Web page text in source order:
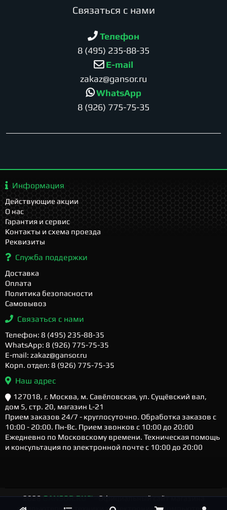
Cвязаться с нами
Телефон
8 (495) 235-88-35
E-mail
zakaz@gansor.ru
WhatsApp
8 (926) 775-75-35
Информация
Действующие акции
О нас
Гарантия и сервис
Контакты и схема проезда
Реквизиты
Служба поддержки
Доставка
Оплата
Политика безопасности
Самовывоз
Связаться с нами
Телефон: 8 (495) 235-88-35
WhatsApp: 8 (926) 775-75-35
E-mail: zakaz@gansor.ru
Корп. отдел: 8 (926) 775-75-35
Наш адрес
127018, г. Москва, м. Савёловская, ул. Сущёвский вал,
дом 5, стр. 20, магазин L-21
Прием заказов 24/7 - круглосуточно. Обработка заказов с
10:00 - 20:00. Пн-Вс. Прием звонков с 10:00 до 20:00
Ежедневно по Московскому времени. Техническая помощь
и консультация по электронной почте с 10:00 до 20:00
2026GANSOR.RU ™- Официальный сайт магазина
компьютерной техники и электроники. Компьютеры